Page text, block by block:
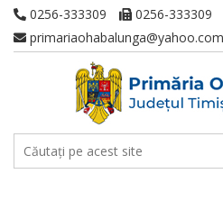
0256-333309
0256-333309
primariaohabalunga@yahoo.com